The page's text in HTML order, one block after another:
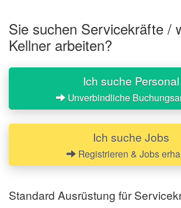
Sie suchen Servicekräfte /
Kellner arbeiten?
Ich suche Personal
Unverbindliche
Ich suche Jobs
Registrieren & Jobs
Standard Ausrüstung für